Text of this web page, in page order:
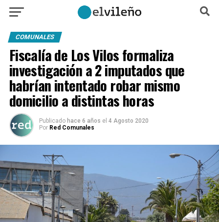
COMUNALES
Fiscalía de Los Vilos formaliza
investigación a 2 imputados que
habrían intentado robar mismo
domicilio a distintas horas
Publicado hace 6 años el 4 Agosto 2020
Por Red Comunales